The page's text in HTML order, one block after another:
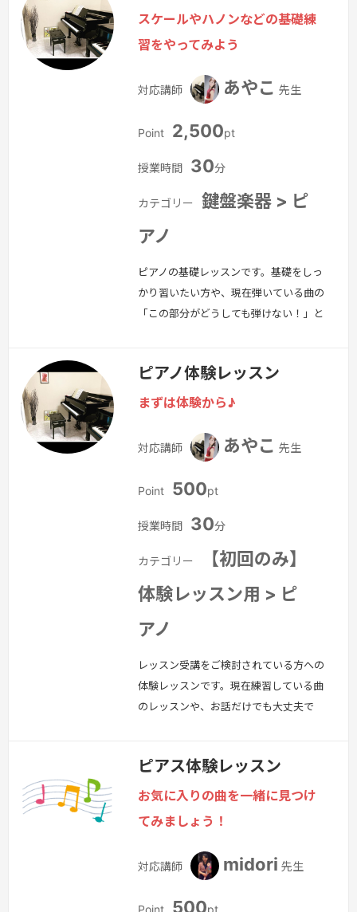
スケールやハノンなどの基礎練
習をやってみよう
対応講師 あやこ 先生
Point 2,500pt
授業時間 30分
カテゴリー
鍵盤楽器 > ピ
アノ
ピアノの基礎レッスンです。基礎をしっ
かり習いたい方や、現在弾いている曲の
「この部分がどうしても弾けない！」と
ピアノ体験レッスン
まずは体験から♪
対応講師 あやこ 先生
Point 500pt
授業時間 30分
カテゴリー
【初回のみ】
体験レッスン用 > ピ
アノ
レッスン受講をご検討されている方への
体験レッスンです。現在練習している曲
のレッスンや、お話だけでも大丈夫で
ピアス体験レッスン
お気に入りの曲を一緒に見つけ
てみましょう！
対応講師 midori 先生
Point 500pt